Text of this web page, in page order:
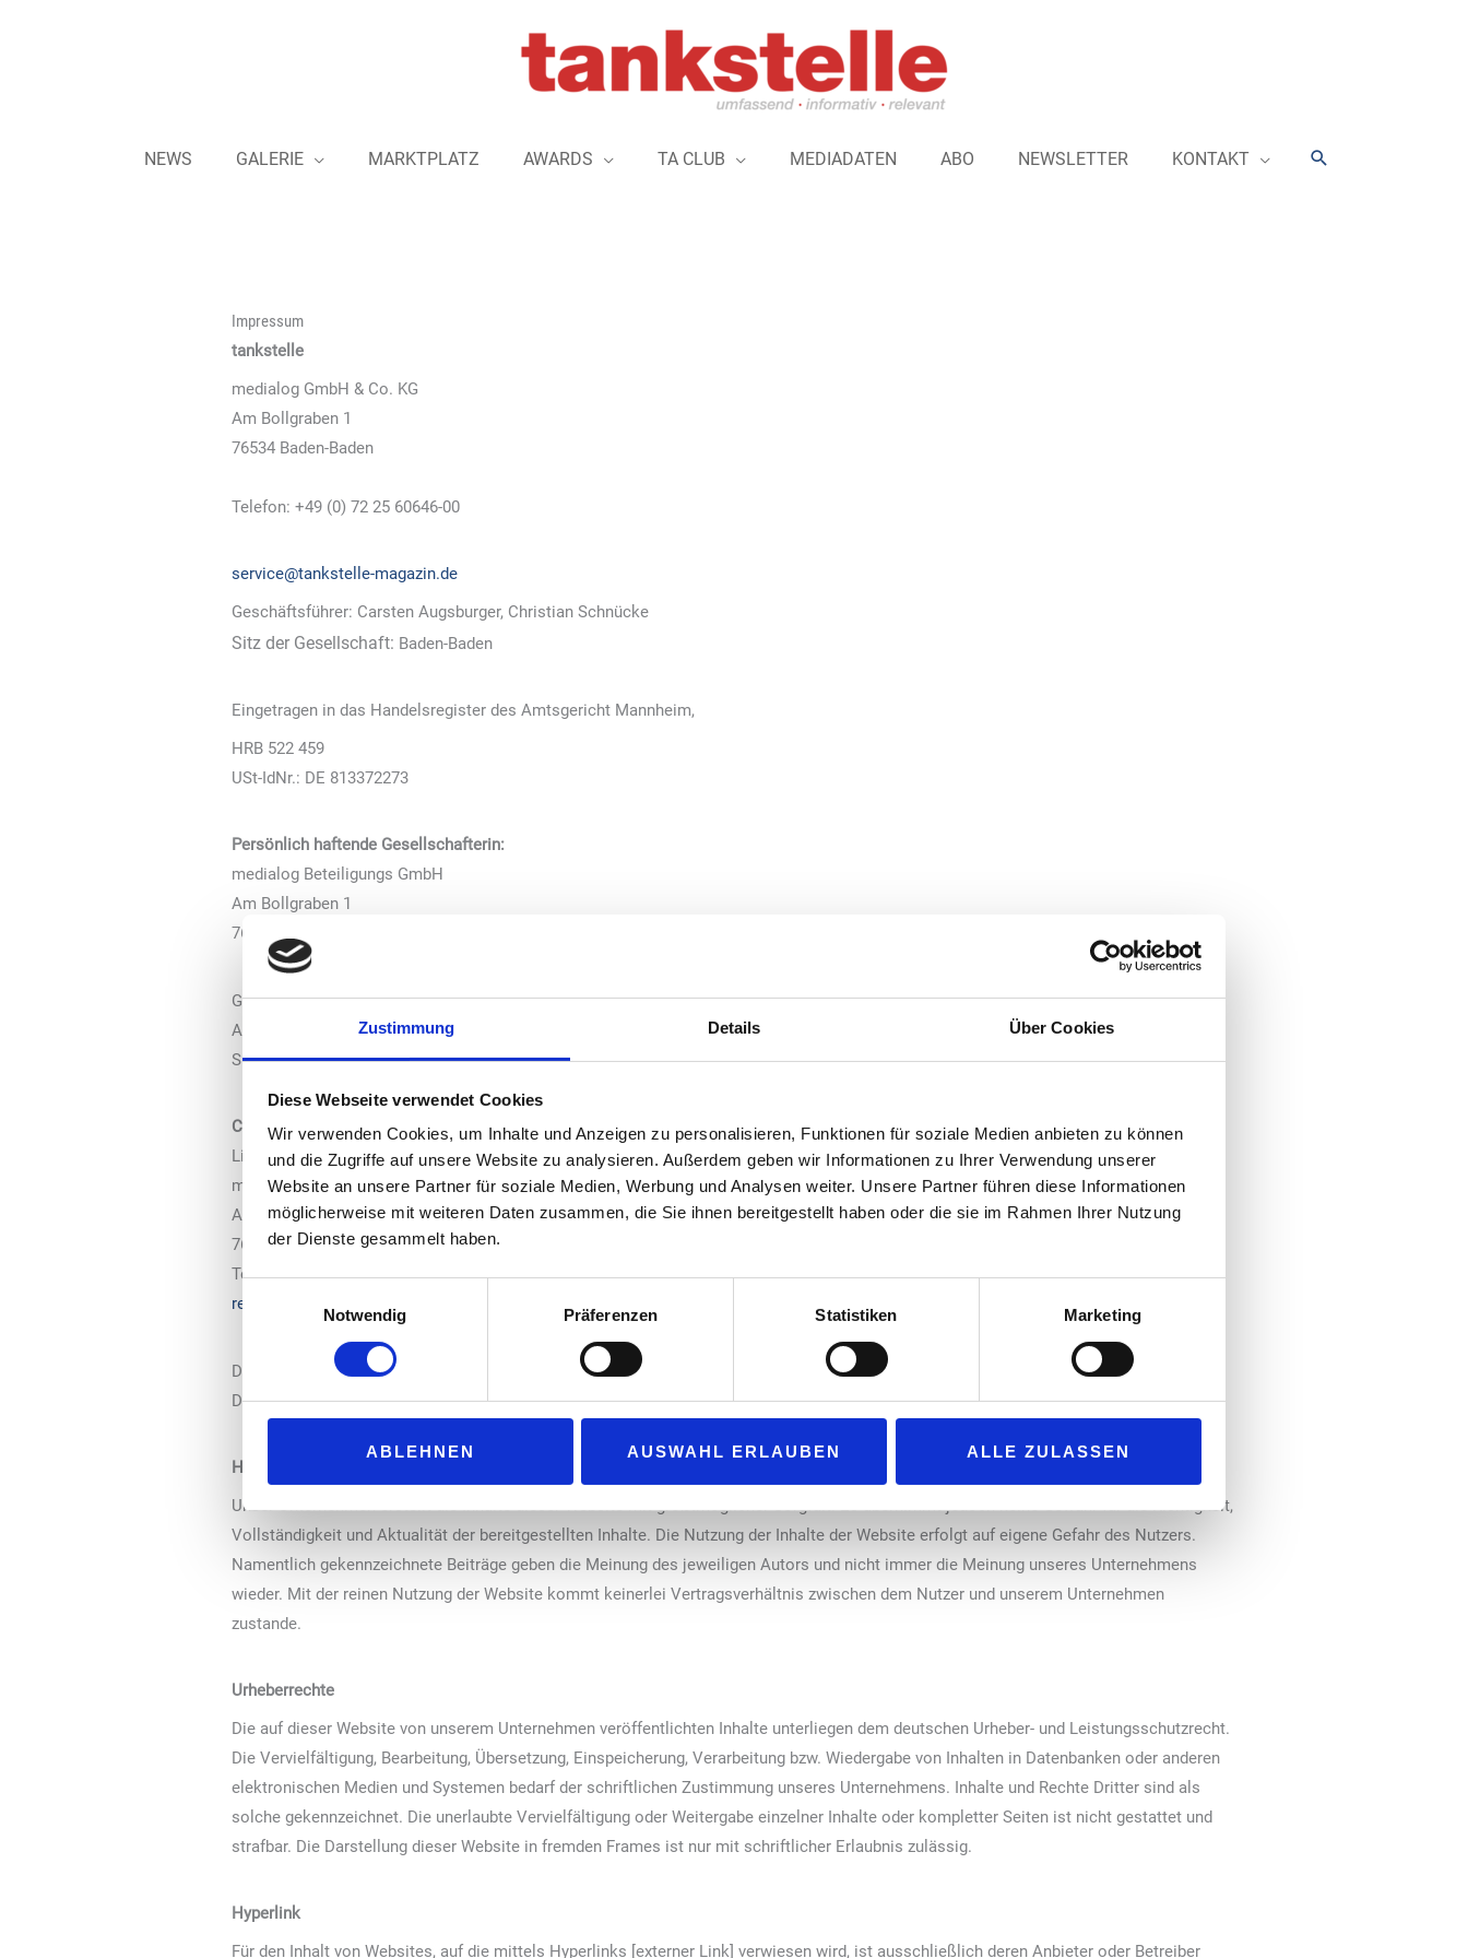
Zustimmung Details Über Cookies
Diese Webseite verwendet Cookies
Wir verwenden Cookies, um Inhalte und Anzeigen zu personalisieren, Funktionen für soziale Medien anbieten zu können
und die Zugriffe auf unsere Website zu analysieren. Außerdem geben wir Informationen zu Ihrer Verwendung unserer
Website an unsere Partner für soziale Medien, Werbung und Analysen weiter. Unsere Partner führen diese Informationen
möglicherweise mit weiteren Daten zusammen, die Sie ihnen bereitgestellt haben oder die sie im Rahmen Ihrer Nutzung
der Dienste gesammelt haben.
Notwendig
Präferenzen Statistiken Marketing
ABLEHNEN AUSWAHL ERLAUBEN ALLE ZULASSEN
NEWS GALERIE MARKTPLATZ AWARDS TA CLUB MEDIADATEN ABO NEWSLETTER KONTAKT Suchen
Impressum
tankstelle
medialog GmbH & Co. KG
Am Bollgraben 1
76534 Baden-Baden
Telefon: +49 (0) 72 25 60646-00
service@tankstelle-magazin.de
Geschäftsführer: Carsten Augsburger, Christian Schnücke
Sitz der Gesellschaft: Baden-Baden
Eingetragen in das Handelsregister des Amtsgericht Mannheim,
HRB 522 459
USt-IdNr.: DE 813372273
Persönlich haftende Gesellschafterin:
medialog Beteiligungs GmbH
Am Bollgraben 1
76534 Baden-Baden
Geschäftsführer: Carsten Augsburger, Christian Schnücke
Amtsgericht Mannheim, HRB 522 459
Sitz der Gesellschaft: Baden-Baden
Chefredaktion:
Lisa Levy (v.i.S.d.P.)
medialog GmbH & Co. KG
Am Bollgraben 1
76534 Baden-Baden
Telefon: +49 7225 916 263
redaktion@tankstelle-magazin.de
Die medialog GmbH & Co. KG freut sich über Ihren Besuch auf dieser Website und Ihr Interesse an unserem Unternehmen und unseren
Dienstleistungen.
Hinweise zur Haftung
Unser Unternehmen erstellt die Inhalte dieser Website mit größtmöglicher Sorgfalt. Es übernimmt jedoch keine Gewähr für die Richtigkeit,
Vollständigkeit und Aktualität der bereitgestellten Inhalte. Die Nutzung der Inhalte der Website erfolgt auf eigene Gefahr des Nutzers.
Namentlich gekennzeichnete Beiträge geben die Meinung des jeweiligen Autors und nicht immer die Meinung unseres Unternehmens
wieder. Mit der reinen Nutzung der Website kommt keinerlei Vertragsverhältnis zwischen dem Nutzer und unserem Unternehmen
zustande.
Urheberrechte
Die auf dieser Website von unserem Unternehmen veröffentlichten Inhalte unterliegen dem deutschen Urheber- und Leistungsschutzrecht.
Die Vervielfältigung, Bearbeitung, Übersetzung, Einspeicherung, Verarbeitung bzw. Wiedergabe von Inhalten in Datenbanken oder anderen
elektronischen Medien und Systemen bedarf der schriftlichen Zustimmung unseres Unternehmens. Inhalte und Rechte Dritter sind als
solche gekennzeichnet. Die unerlaubte Vervielfältigung oder Weitergabe einzelner Inhalte oder kompletter Seiten ist nicht gestattet und
strafbar. Die Darstellung dieser Website in fremden Frames ist nur mit schriftlicher Erlaubnis zulässig.
Hyperlink
Für den Inhalt von Websites, auf die mittels Hyperlinks [externer Link] verwiesen wird, ist ausschließlich deren Anbieter oder Betreiber